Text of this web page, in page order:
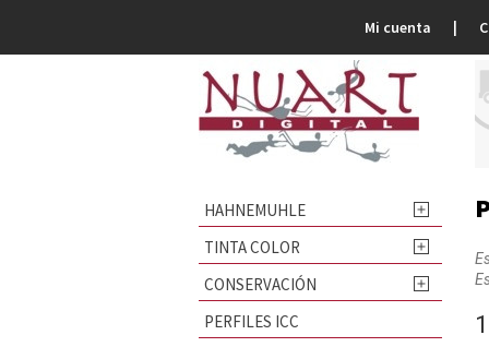
Mi cuenta
HAHNEMUHLE 
TINTA COLOR 
CONSERVACIÓN 
PERFILES ICC